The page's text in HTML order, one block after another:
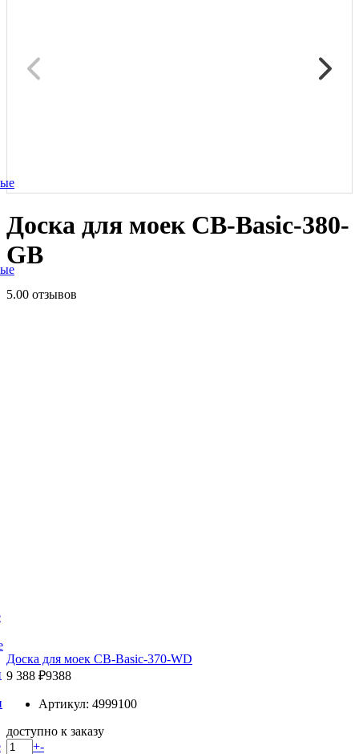
Доска для моек CB-Basic-380-
GB
5.00 отзывов
Доска для моек CB-Basic-370-WD
9 388 ₽9388
Артикул: 4999100
доступно к заказу
+-